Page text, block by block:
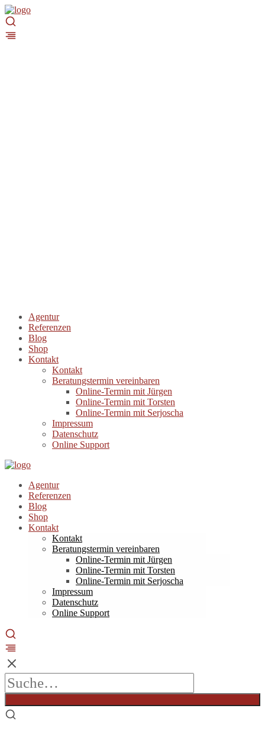
Agentur
Referenzen
Blog
Shop
Kontakt
Kontakt
Beratungstermin vereinbaren
Online-Termin mit Jürgen
Online-Termin mit Torsten
Online-Termin mit Serjoscha
Impressum
Datenschutz
Online Support
Agentur
Referenzen
Blog
Shop
Kontakt
Kontakt
Beratungstermin vereinbaren
Online-Termin mit Jürgen
Online-Termin mit Torsten
Online-Termin mit Serjoscha
Impressum
Datenschutz
Online Support